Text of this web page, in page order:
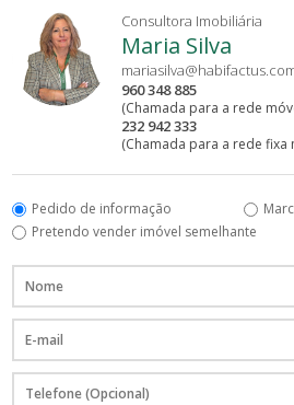
Consultora Imobiliária
Maria Silva
960 348 885
(Chamada para a rede
232 942 333
(Chamada para a rede fixa
Pedido de informação
Pretendo vender imóvel semelhante